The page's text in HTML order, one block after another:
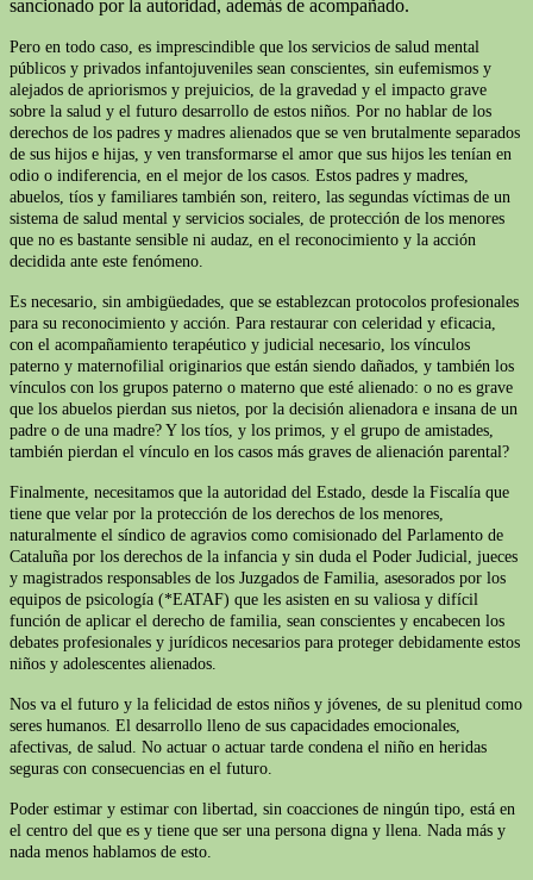
sancionado por la autoridad, además de acompañado.
Pero en todo caso, es imprescindible que los servicios de salud mental
públicos y privados infantojuveniles sean conscientes, sin eufemismos y
alejados de apriorismos y prejuicios, de la gravedad y el impacto grave
sobre la salud y el futuro desarrollo de estos niños. Por no hablar de los
derechos de los padres y madres alienados que se ven brutalmente separados
de sus hijos e hijas, y ven transformarse el amor que sus hijos les tenían en
odio o indiferencia, en el mejor de los casos. Estos padres y madres,
abuelos, tíos y familiares también son, reitero, las segundas víctimas de un
sistema de salud mental y servicios sociales, de protección de los menores
que no es bastante sensible ni audaz, en el reconocimiento y la acción
decidida ante este fenómeno.
Es necesario, sin ambigüedades, que se establezcan protocolos profesionales
para su reconocimiento y acción. Para restaurar con celeridad y eficacia,
con el acompañamiento terapéutico y judicial necesario, los vínculos
paterno y maternofilial originarios que están siendo dañados, y también los
vínculos con los grupos paterno o materno que esté alienado: o no es grave
que los abuelos pierdan sus nietos, por la decisión alienadora e insana de un
padre o de una madre? Y los tíos, y los primos, y el grupo de amistades,
también pierdan el vínculo en los casos más graves de alienación parental?
Finalmente, necesitamos que la autoridad del Estado, desde la Fiscalía que
tiene que velar por la protección de los derechos de los menores,
naturalmente el síndico de agravios como comisionado del Parlamento de
Cataluña por los derechos de la infancia y sin duda el Poder Judicial, jueces
y magistrados responsables de los Juzgados de Familia, asesorados por los
equipos de psicología (*EATAF) que les asisten en su valiosa y difícil
función de aplicar el derecho de familia, sean conscientes y encabecen los
debates profesionales y jurídicos necesarios para proteger debidamente estos
niños y adolescentes alienados.
Nos va el futuro y la felicidad de estos niños y jóvenes, de su plenitud como
seres humanos. El desarrollo lleno de sus capacidades emocionales,
afectivas, de salud. No actuar o actuar tarde condena el niño en heridas
seguras con consecuencias en el futuro.
Poder estimar y estimar con libertad, sin coacciones de ningún tipo, está en
el centro del que es y tiene que ser una persona digna y llena. Nada más y
nada menos hablamos de esto.